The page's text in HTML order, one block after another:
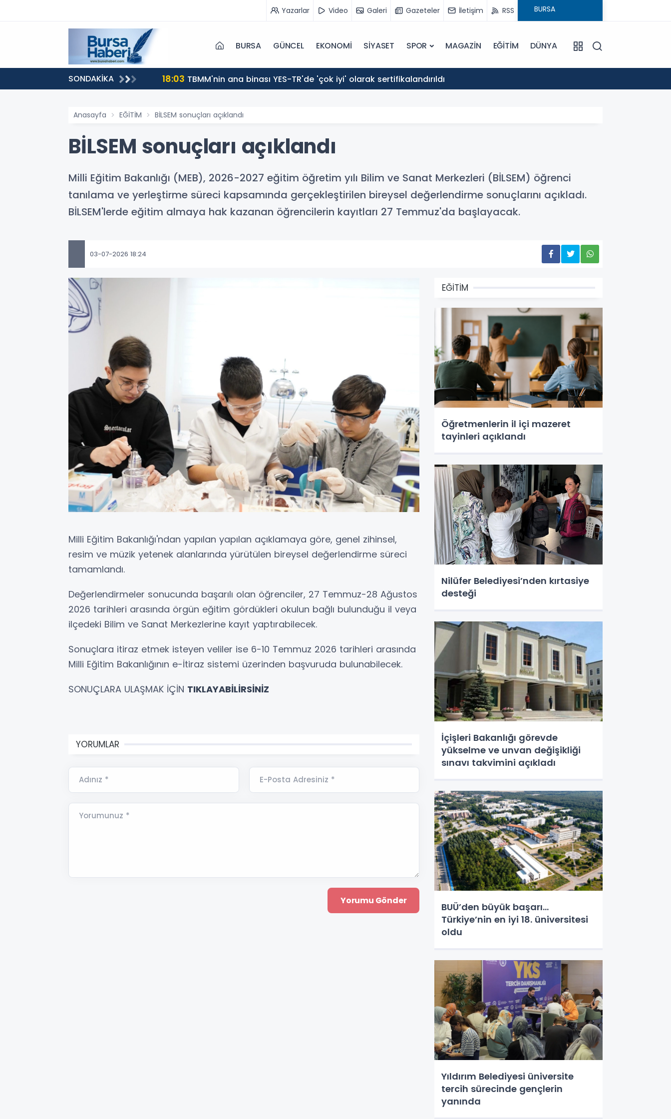
Yazarlar Video Galeri Gazeteler İletişim RSS
BURSA GÜNCEL EKONOMİ SİYASET SPOR MAGAZİN EĞİTİM DÜNYA
SONDAKİKA 18:03 TBMM'nin ana binası YES-TR'de 'çok iyi' olarak sertifikalandırıldı
Anasayfa EĞİTİM BİLSEM sonuçları açıklandı
BİLSEM sonuçları açıklandı
Milli Eğitim Bakanlığı (MEB), 2026-2027 eğitim öğretim yılı Bilim ve Sanat Merkezleri (BİLSEM) öğrenci
tanılama ve yerleştirme süreci kapsamında gerçekleştirilen bireysel değerlendirme sonuçlarını açıkladı.
BİLSEM'lerde eğitim almaya hak kazanan öğrencilerin kayıtları 27 Temmuz'da başlayacak.
03-07-2026 18:24
Milli Eğitim Bakanlığı'ndan yapılan yapılan açıklamaya göre, genel zihinsel,
resim ve müzik yetenek alanlarında yürütülen bireysel değerlendirme süreci
tamamlandı.
Değerlendirmeler sonucunda başarılı olan öğrenciler, 27 Temmuz-28 Ağustos
2026 tarihleri arasında örgün eğitim gördükleri okulun bağlı bulunduğu il veya
ilçedeki Bilim ve Sanat Merkezlerine kayıt yaptırabilecek.
Sonuçlara itiraz etmek isteyen veliler ise 6-10 Temmuz 2026 tarihleri arasında
Milli Eğitim Bakanlığının e-İtiraz sistemi üzerinden başvuruda bulunabilecek.
SONUÇLARA ULAŞMAK İÇİN TIKLAYABİLİRSİNİZ
YORUMLAR
Adınız * E-Posta Adresiniz *
Yorumunuz *
EĞİTİM
Öğretmenlerin il içi mazeret
tayinleri açıklandı
Nilüfer Belediyesi’nden kırtasiye
desteği
İçişleri Bakanlığı görevde
yükselme ve unvan değişikliği
sınavı takvimini açıkladı
BUÜ’den büyük başarı...
Türkiye’nin en iyi 18. üniversitesi
oldu
Yıldırım Belediyesi üniversite
tercih sürecinde gençlerin
yanında